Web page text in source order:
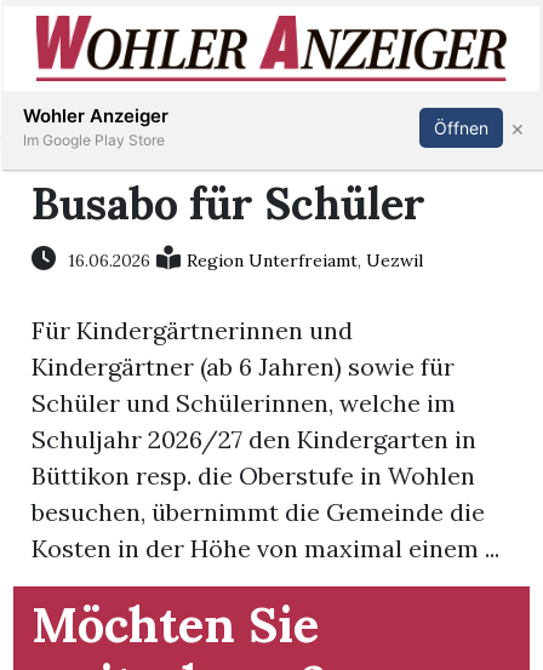
Immobilien
Stellen
E-
Paper
Newsletter
App
Inserieren Abonnieren Anmelden
Busabo für Schüler
16.06.2026 Region Unterfreiamt,Uezwil
Für Kindergärtnerinnen und
Kindergärtner (ab 6 Jahren) sowie für
Schüler und Schülerinnen, welche im
Schuljahr 2026/27 den Kindergarten in
Büttikon resp. die Oberstufe in Wohlen
besuchen, übernimmt die Gemeinde die
Kosten in der Höhe von maximal einem ...
Möchten Sie
Wohler Anzeiger
Im Google Play Store
Öffnen ×